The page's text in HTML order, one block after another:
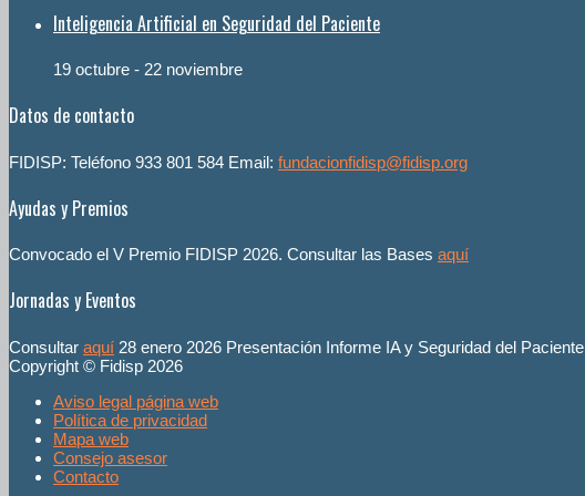
Inteligencia Artificial en Seguridad del Paciente
19 octubre - 22 noviembre
Datos de contacto
FIDISP: Teléfono 933 801 584 Email: fundacionfidisp@fidisp.org
Ayudas y Premios
Convocado el V Premio FIDISP 2026. Consultar las Bases aquí
Jornadas y Eventos
Consultar aquí 28 enero 2026 Presentación Informe IA y Seguridad del Paciente
Copyright © Fidisp 2026
Aviso legal página web
Política de privacidad
Mapa web
Consejo asesor
Contacto